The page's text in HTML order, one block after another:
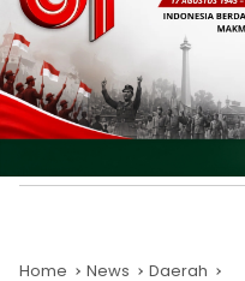
Home News Daerah